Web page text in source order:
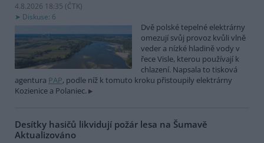
4.8.2026 18:35 (ČTK)
Diskuse: 6
Dvě polské tepelné elektrárny
omezují svůj provoz kvůli vlně
veder a nízké hladině vody v
řece Visle, kterou používají k
chlazení. Napsala to tisková
agentura PAP, podle níž k tomuto kroku přistoupily elektrárny
Kozienice a Polaniec.
Desítky hasičů likvidují požár lesa na Šumavě
Aktualizováno